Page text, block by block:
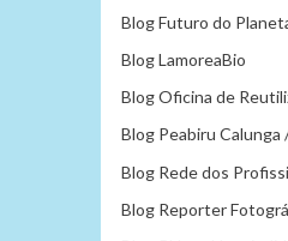
Blog Futuro do
Blog LamoreaBio
Blog Oficina de
Blog Peabiru
Blog Rede dos
Blog Reporter